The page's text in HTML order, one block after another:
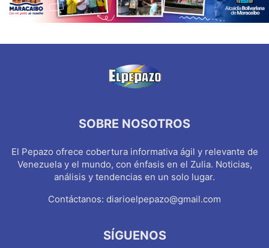
SOBRE NOSOTROS
El Pepazo ofrece cobertura informativa ágil y relevante de
Venezuela y el mundo, con énfasis en el Zulia. Noticias,
análisis y tendencias en un solo lugar.
Contáctanos: diarioelpepazo@gmail.com
SÍGUENOS